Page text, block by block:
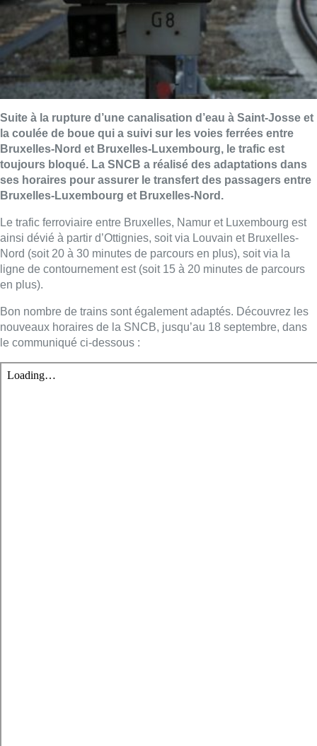
Suite à la rupture d’une canalisation d’eau à Saint-Josse et
la coulée de boue qui a suivi sur les voies ferrées entre
Bruxelles-Nord et Bruxelles-Luxembourg, le trafic est
toujours bloqué. La SNCB a réalisé des adaptations dans
ses horaires pour assurer le transfert des passagers entre
Bruxelles-Luxembourg et Bruxelles-Nord.
Le trafic ferroviaire entre Bruxelles, Namur et Luxembourg est
ainsi dévié à partir d’Ottignies, soit via Louvain et Bruxelles-
Nord (soit 20 à 30 minutes de parcours en plus), soit via la
ligne de contournement est (soit 15 à 20 minutes de parcours
en plus).
Bon nombre de trains sont également adaptés. Découvrez les
nouveaux horaires de la SNCB, jusqu’au 18 septembre, dans
le communiqué ci-dessous :